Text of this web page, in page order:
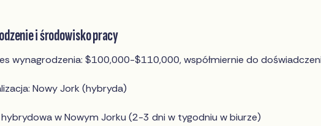
i środowisko pracy
wynagrodzenia: $100,000-$110,000, współmiernie do
Nowy Jork (hybryda)
hybrydowa w Nowym Jorku (2-3 dni w tygodniu w biurze)